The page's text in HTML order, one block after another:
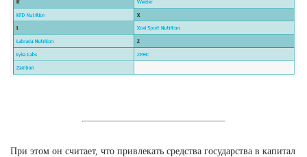
При этом он считает, что привлекать средства государства в капитал